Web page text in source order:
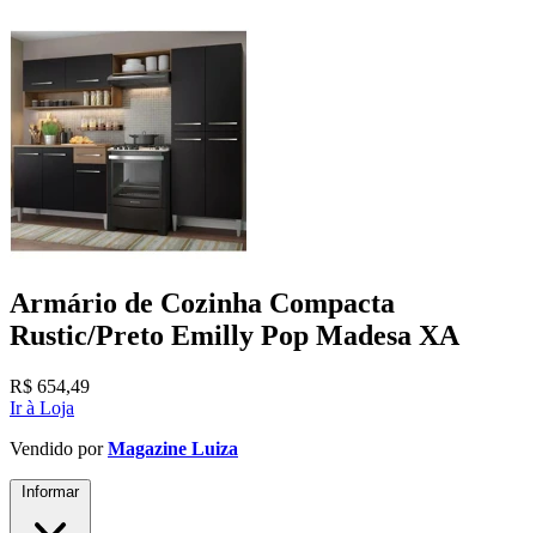
Armário de Cozinha Compacta
Rustic/Preto Emilly Pop Madesa XA
R$ 654,49
Ir à Loja
Vendido porMagazine Luiza
Informar